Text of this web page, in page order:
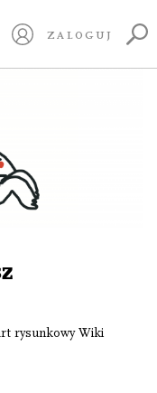
ZALOGUJ
rysunkowy Wiki